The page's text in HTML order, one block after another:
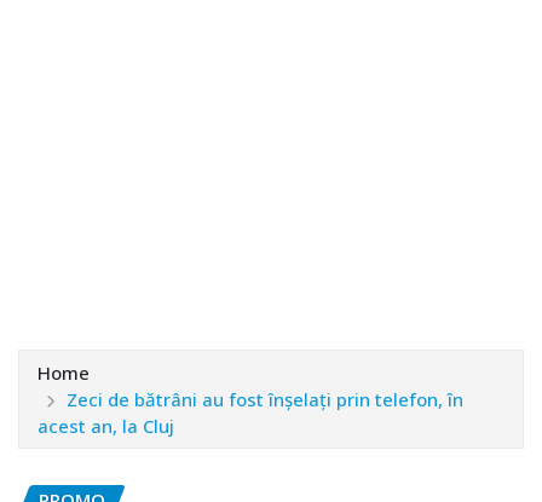
Home
Zeci de bătrâni au fost înşelaţi prin telefon, în
acest an, la Cluj